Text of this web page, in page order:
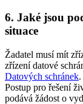
6. Jaké jsou
situace
Žadatel musí mít
zřízení datové
Datových schránek.
Postup pro řešení
podává žádost o